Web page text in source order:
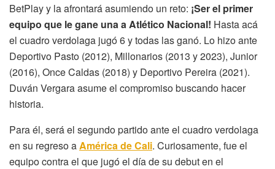
BetPlay y la afrontará asumiendo un reto: ¡Ser el primer
equipo que le gane una a Atlético Nacional! Hasta acá
el cuadro verdolaga jugó 6 y todas las ganó. Lo hizo ante
Deportivo Pasto (2012), Millonarios (2013 y 2023), Junior
(2016), Once Caldas (2018) y Deportivo Pereira (2021).
Duván Vergara asume el compromiso buscando hacer
historia.
Para él, será el segundo partido ante el cuadro verdolaga
en su regreso aAmérica de Cali. Curiosamente, fue el
equipo contra el que jugó el día de su debut en el